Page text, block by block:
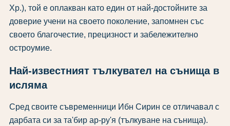
Хр.), той е оплакван като един от най-достойните за
доверие учени на своето поколение, запомнен със
своето благочестие, прецизност и забележително
остроумие.
Най-известният тълкувател на сънища в
исляма
Сред своите съвременници Ибн Сирин се отличавал с
дарбата си за та'бир ар-ру'я (тълкуване на сънища).